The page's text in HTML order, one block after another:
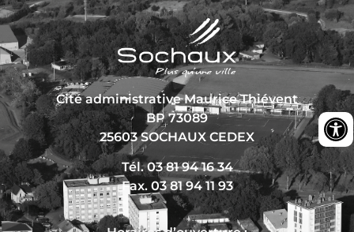
Cité administrative Maurice Thiévent
BP 73089
25603 SOCHAUX CEDEX
Tél. 03 81 94 16 34
Fax. 03 81 94 11 93